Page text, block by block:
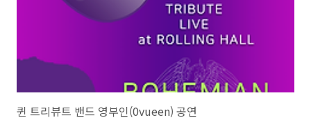
시기 바랍니다. '피아니..
퀸 트리뷰트 밴드 영부인(0vueen) 공연